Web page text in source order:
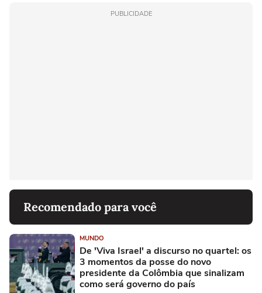
PUBLICIDADE
Recomendado para você
MUNDO
De 'Viva Israel' a discurso no quartel: os
3 momentos da posse do novo
presidente da Colômbia que sinalizam
como será governo do país